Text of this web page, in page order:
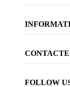
FOLLOW